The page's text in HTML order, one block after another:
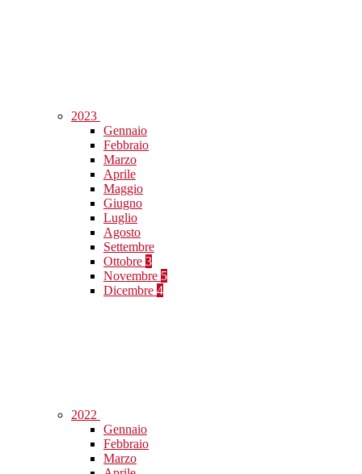
2023
Gennaio
Febbraio
Marzo
Aprile
Maggio
Giugno
Luglio
Agosto
Settembre
Ottobre 3
Novembre 5
Dicembre 4
2022
Gennaio
Febbraio
Marzo